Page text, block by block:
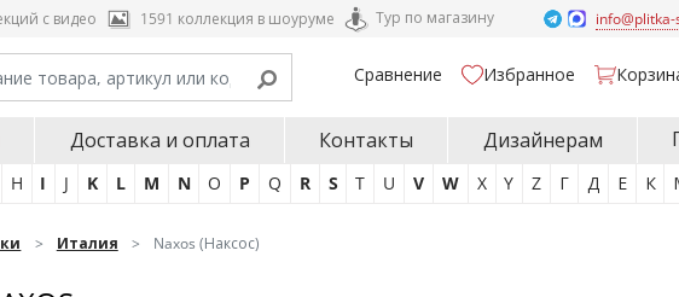
с видео 1591 коллекция в шоуруме Тур по магазину
Сравнение Избранное
Доставка и оплата Контакты Дизайнерам
H I J K L M N O P Q R S T U V W X Y Z Г Д Е К
Италия Naxos (Наксос)